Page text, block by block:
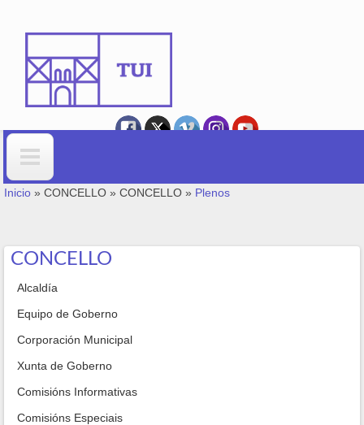
Formulario de busca
VOSTEDE ESTÁ AQUÍ
Inicio » CONCELLO » CONCELLO » Plenos
CONCELLO
Alcaldía
Equipo de Goberno
Corporación Municipal
Xunta de Goberno
Comisións Informativas
Comisións Especiais